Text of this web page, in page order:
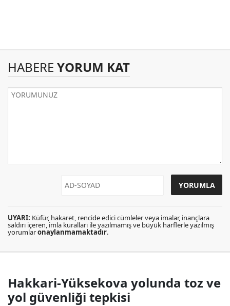
HABERE YORUM KAT
UYARI: Küfür, hakaret, rencide edici cümleler veya imalar, inançlara
saldırı içeren, imla kuralları ile yazılmamış ve büyük harflerle yazılmış
yorumlaronaylanmamaktadır.
Hakkari-Yüksekova yolunda toz ve
yol güvenliği tepkisi